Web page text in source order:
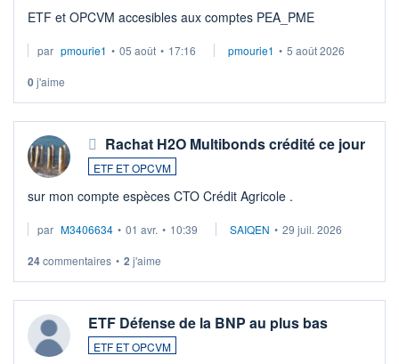
ETF et OPCVM accesibles aux comptes PEA_PME
par pmourie1 • 05 août • 17:16 pmourie1 • 5 août 2026
0j'aime
Rachat H2O Multibonds crédité ce jour
ETF ET OPCVM
sur mon compte espèces CTO Crédit Agricole .
par M3406634 • 01 avr. • 10:39 SAIQEN • 29 juil. 2026
24commentaires • 2 j'aime
ETF Défense de la BNP au plus bas
ETF ET OPCVM